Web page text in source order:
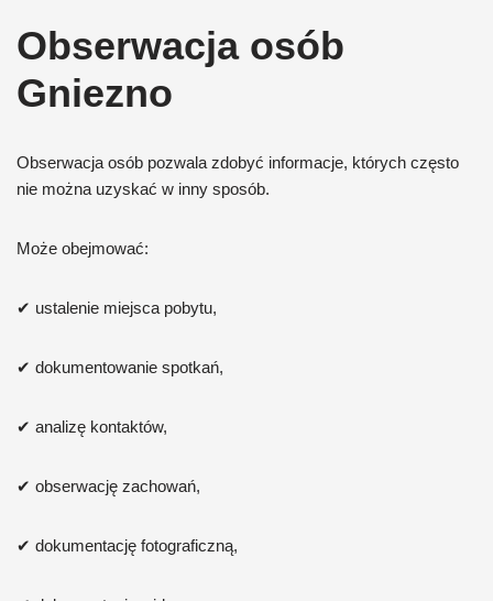
Obserwacja osób
Gniezno
Obserwacja osób pozwala zdobyć informacje, których często
nie można uzyskać w inny sposób.
Może obejmować:
✔ ustalenie miejsca pobytu,
✔ dokumentowanie spotkań,
✔ analizę kontaktów,
✔ obserwację zachowań,
✔ dokumentację fotograficzną,